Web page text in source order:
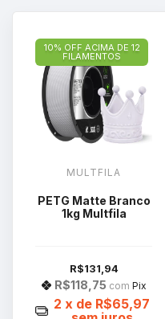
10% OFF ACIMA DE 12
FILAMENTOS
MULTFILA
PETG Matte Branco
1kg Multfila
R$131,94
R$118,75 com Pix
2 x de R$65,97